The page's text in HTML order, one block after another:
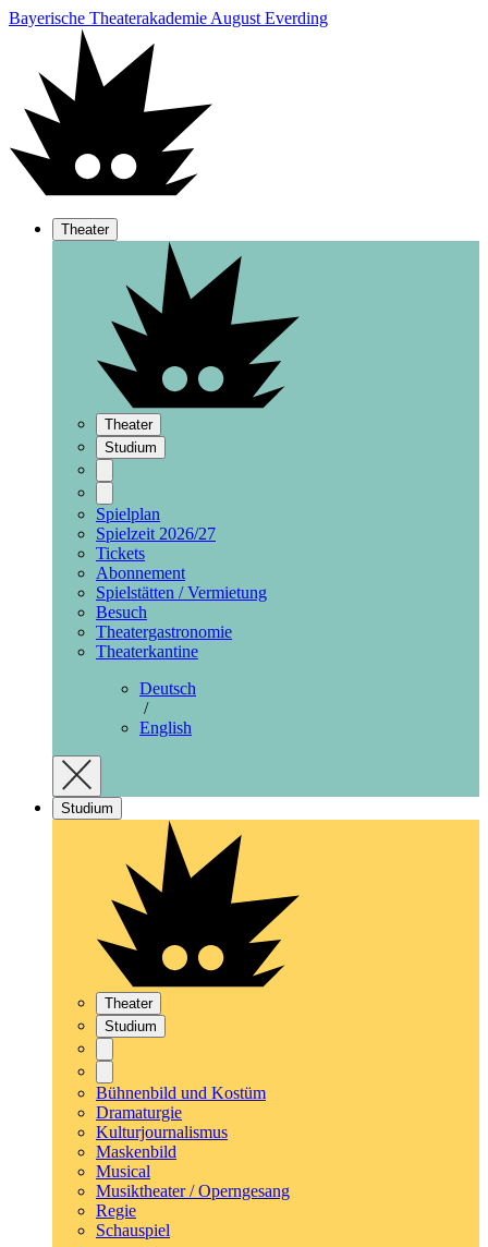
Bayerische Theaterakademie August Everding
Theater
Theater
Studium
Spielplan
Spielzeit 2026/27
Tickets
Abonnement
Spielstätten / Vermietung
Besuch
Theatergastronomie
Theaterkantine
Deutsch
/
English
Studium
Theater
Studium
Bühnenbild und Kostüm
Dramaturgie
Kulturjournalismus
Maskenbild
Musical
Musiktheater / Operngesang
Regie
Schauspiel